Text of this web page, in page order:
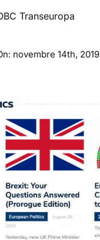
Transeuropa
novembre 14th, 2019